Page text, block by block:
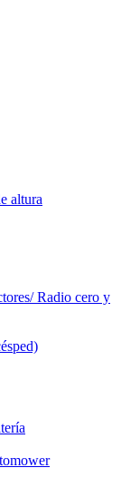
altura
Radio cero y